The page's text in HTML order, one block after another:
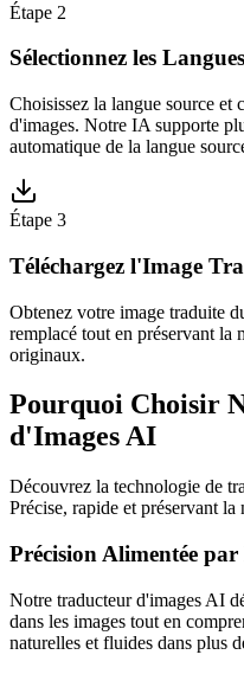
Étape 2
Sélectionnez les Langues
Choisissez la langue source et
d'images. Notre IA supporte
automatique de la langue
Étape 3
Téléchargez l'Image
Obtenez votre image traduite
remplacé tout en préservant la
originaux.
Pourquoi Choisir
d'Images AI
Découvrez la technologie de
Précise, rapide et préservant la
Précision Alimentée
Notre traducteur d'images AI
dans les images tout en
naturelles et fluides dans plus